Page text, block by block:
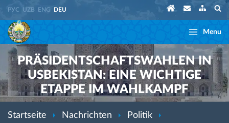
РУС UZB ENG DEU
Menu
PRÄSIDENTSCHAFTSWAHLEN IN
USBEKISTAN: EINE WICHTIGE
ETAPPE IM WAHLKAMPF
Startseite Nachrichten
Politik